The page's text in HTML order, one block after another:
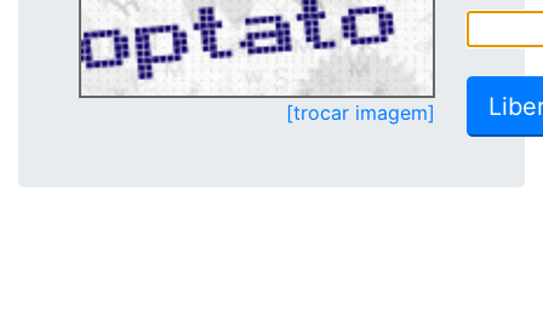
[trocar imagem]